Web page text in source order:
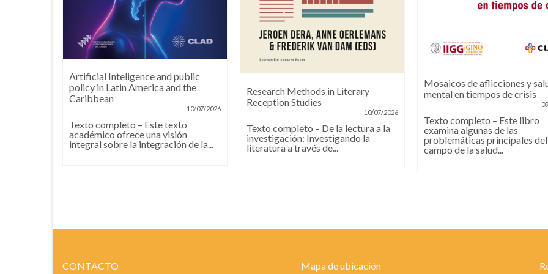
Artificial Inteligence and public
policy in Latin America and the
Caribbean
10/07/2026
Texto completo – Este texto
académico ofrece una visión
integral sobre la integración de la...
Research Methods in Literary
Reception Studies
10/07/2026
Texto completo – De la lectura a la
investigación: Investigando la
literatura a través de...
Mosaicos de aflicciones y
mental en tiempos de crisis
Texto completo – Este libro
examina algunas de las
problemáticas principales del
campo de la salud...
CONTACTO Mapa de ubicación